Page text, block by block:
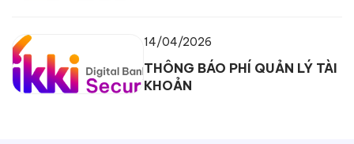
14/04/2026
THÔNG BÁO PHÍ QUẢN LÝ TÀI
KHOẢN